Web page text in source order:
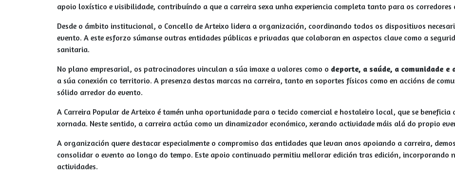
apoio loxístico e visibilidade, contribuíndo a que a carreira sexa unha experiencia completa tanto para os corredores
Desde o ámbito institucional, o Concello de Arteixo lidera a organización, coordinando todos os dispositivos
evento. A este esforzo súmanse outras entidades públicas e privadas que colaboran en aspectos clave como a
sanitaria.
No plano empresarial, os patrocinadores vinculan a súa imaxe a valores como o deporte, a saúde, a comunidade
a súa conexión co territorio. A presenza destas marcas na carreira, tanto en soportes físicos como en accións de
sólido arredor do evento.
A Carreira Popular de Arteixo é tamén unha oportunidade para o tecido comercial e hostaleiro local, que se beneficia
xornada. Neste sentido, a carreira actúa como un dinamizador económico, xerando actividade máis alá do propio
A organización quere destacar especialmente o compromiso das entidades que levan anos apoiando a carreira,
consolidar o evento ao longo do tempo. Este apoio continuado permitiu mellorar edición tras edición, incorporando
actividades.